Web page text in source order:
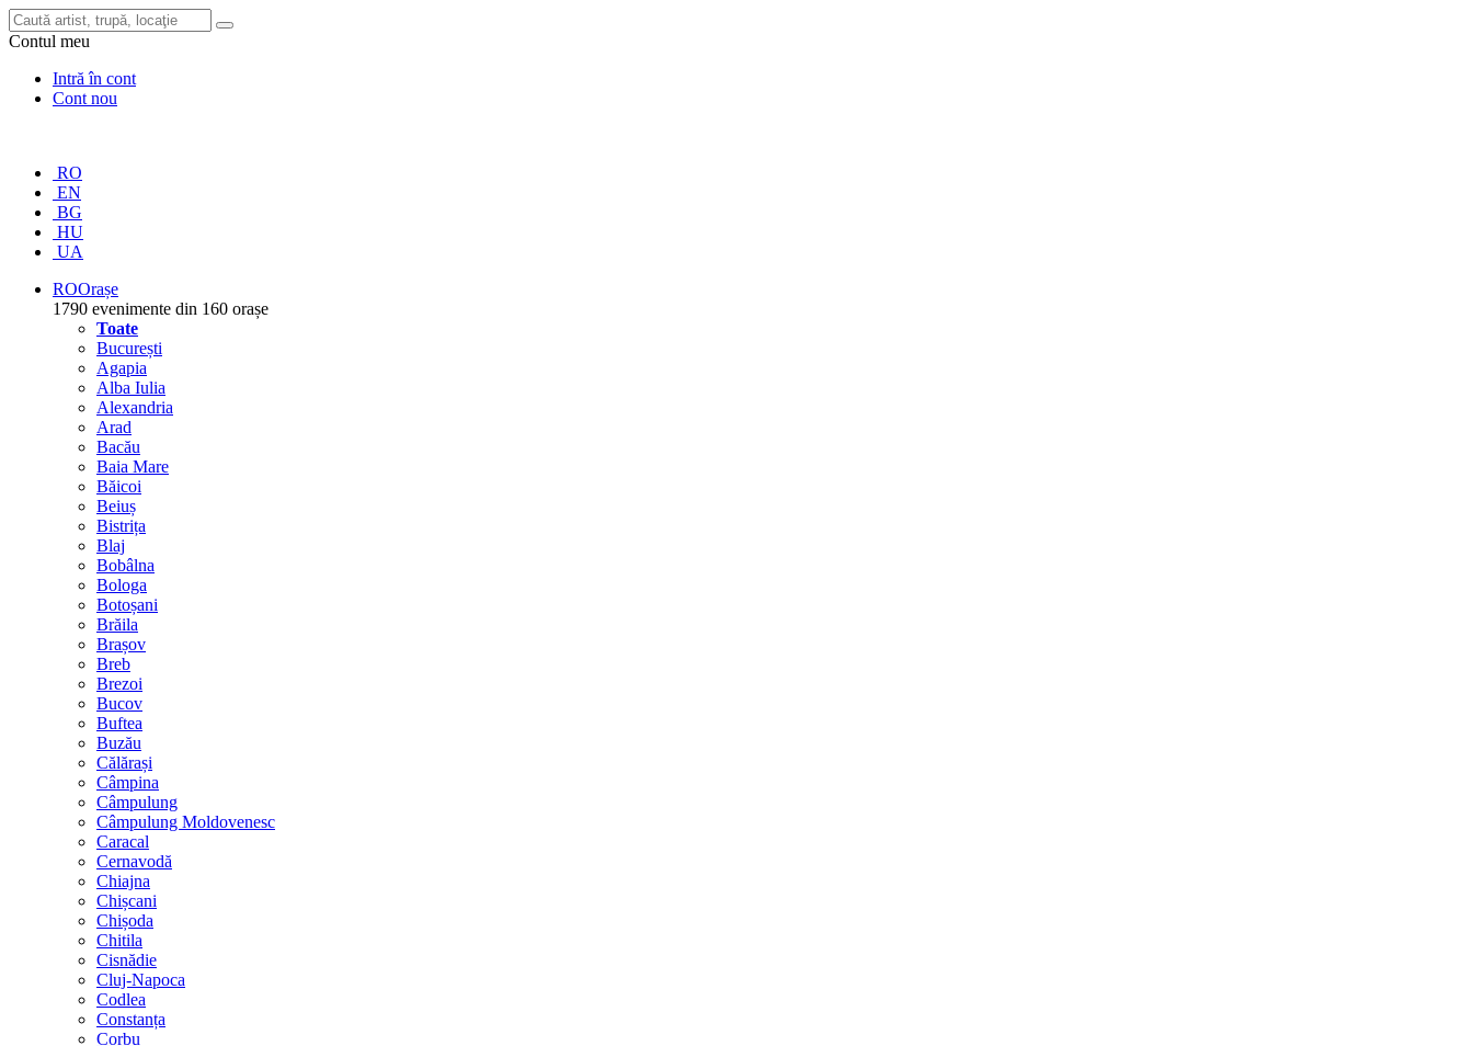
Contul meu
Intră în cont
Cont nou
RO
EN
BG
HU
UA
ROOrașe
1790 evenimente din 160 orașe
Toate
București
Agapia
Alba Iulia
Alexandria
Arad
Bacău
Baia Mare
Băicoi
Beiuș
Bistrița
Blaj
Bobâlna
Bologa
Botoșani
Brăila
Brașov
Breb
Brezoi
Bucov
Buftea
Buzău
Călărași
Câmpina
Câmpulung
Câmpulung Moldovenesc
Caracal
Cernavodă
Chiajna
Chișcani
Chișoda
Chitila
Cisnădie
Cluj-Napoca
Codlea
Constanța
Corbu